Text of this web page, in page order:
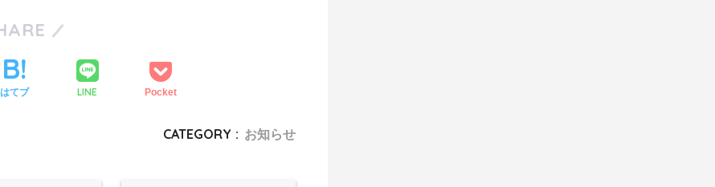
はてブ LINE Pocket
CATEGORY : お知らせ